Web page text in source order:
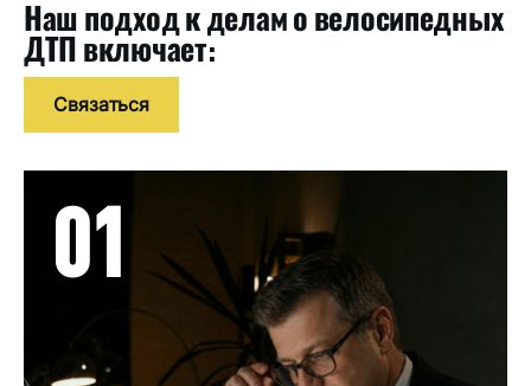
Наш подход к делам о велосипедных
ДТП включает:
Связаться
01